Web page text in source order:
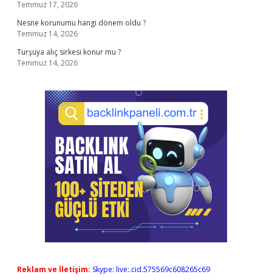
Temmuz 17, 2026
Nesne korunumu hangi dönem oldu ?
Temmuz 14, 2026
Turşuya alıç sirkesi konur mu ?
Temmuz 14, 2026
Reklam ve İletişim: Skype: live:.cid.575569c608265c69